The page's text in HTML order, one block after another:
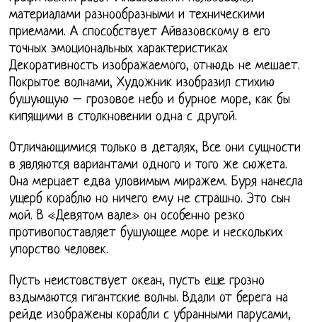
материалами разнообразными и техническими
приемами. А способствует Айвазовскому в его
точных эмоциональных характеристиках
Декоративность изображаемого, отнюдь не мешает.
Покрытое волнами, Художник изобразил стихию
бушующую – грозовое небо и бурное море, как бы
кипящими в столкновении одна с другой.
Отличающимися только в деталях, Все они сущности
в являются вариантами одного и того же сюжета.
Она мерцает едва уловимым миражем. Буря нанесла
ущерб кораблю но ничего ему не страшно. Это сын
мой. В «Девятом вале» он особенно резко
противопоставляет бушующее море и нескольких
упорство человек.
Пусть неистовствует океан, пусть еще грозно
вздымаются гигантские волны. Вдали от берега на
рейде изображены корабли с убранными парусами,